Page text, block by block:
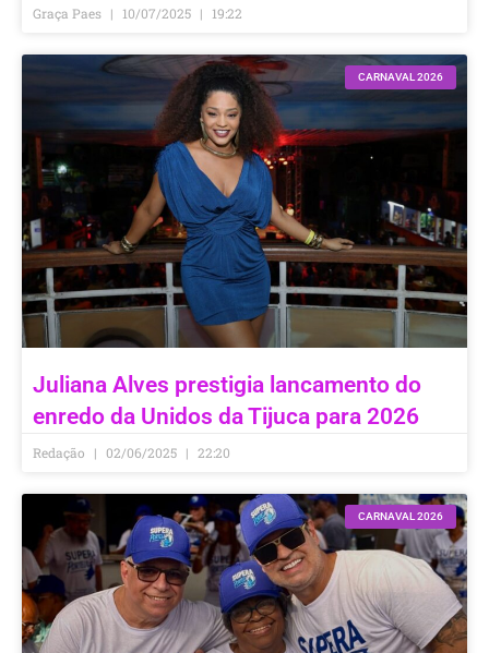
Graça Paes 10/07/2025 19:22
CARNAVAL 2026
Juliana Alves prestigia lancamento do
enredo da Unidos da Tijuca para 2026
Redação 02/06/2025 22:20
CARNAVAL 2026